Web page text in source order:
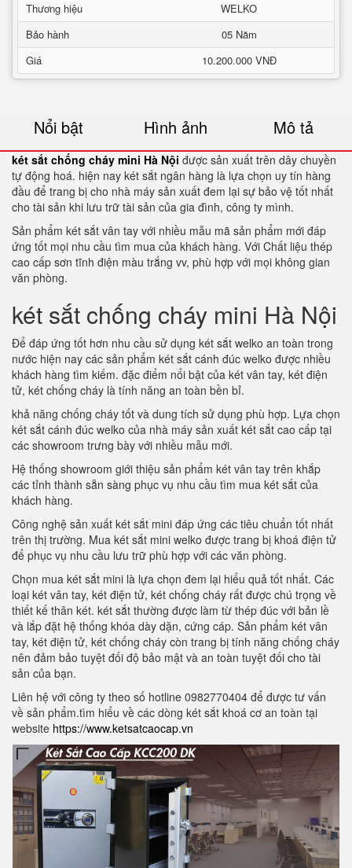
Thương hiệu
WELKO
Bảo hành
05 Năm
Giá
10.200.000 VNĐ
Nổi bật Hình ảnh Mô tả
két sắt chống cháy mini Hà Nội được sản xuất trên dây chuyền
tự động hoá. hiện nay két sắt ngân hàng là lựa chọn uy tín hàng
đầu để trang bị cho nhà máy sản xuất đem lại sự bảo vệ tốt nhất
cho tài sản khi lưu trữ tài sản của gia đình, công ty mình.
Sản phẩm két sắt vân tay với nhiều mẫu mã sản phẩm mới đáp
ứng tốt mọi nhu cầu tìm mua của khách hàng. Với Chất liệu thép
cao cấp sơn tĩnh điện màu trắng vv, phù hợp với mọi không gian
văn phòng.
két sắt chống cháy mini Hà Nội
Để đáp ứng tốt hơn nhu cầu sử dụng két sắt welko an toàn trong
nước hiện nay các sản phẩm két sắt cánh đúc welko được nhiều
khách hàng tìm kiếm. đặc điểm nổi bật của két vân tay, két điện
tử, két chống cháy là tính năng an toàn bền bỉ.
khả năng chống cháy tốt và dung tích sử dụng phù hợp. Lựa chọn
két sắt cánh đúc welko của nhà máy sản xuất két sắt cao cấp tại
các showroom trưng bày với nhiều mẫu mới.
Hệ thống showroom giới thiệu sản phẩm két vân tay trên khắp
các tỉnh thành sẵn sàng phục vụ nhu cầu tìm mua két sắt của
khách hàng.
Công nghệ sản xuất két sắt mini đáp ứng các tiêu chuẩn tốt nhất
trên thị trường. Mua két sắt mini welko được trang bị khoá điện tử
để phục vụ nhu cầu lưu trữ phù hợp với các văn phòng.
Chọn mua két sắt mini là lựa chọn đem lại hiểu quả tốt nhất. Các
loại két vân tay, két điện tử, két chống cháy rất được chú trọng về
thiết kế thân két. két sắt thường được làm từ thép đúc với bản lề
và lắp đặt hệ thống khóa dày dặn, cứng cáp. Sản phẩm két vân
tay, két điện tử, két chống cháy còn trang bị tính năng chống cháy
nên đảm bảo tuyệt đối độ bảo mật và an toàn tuyệt đối cho tài
sản của bạn.
Liên hệ với công ty theo số hotline 0982770404 để được tư vấn
về sản phẩm.tìm hiểu về các dòng két sắt khoá cơ an toàn tại
website https://www.ketsatcaocap.vn